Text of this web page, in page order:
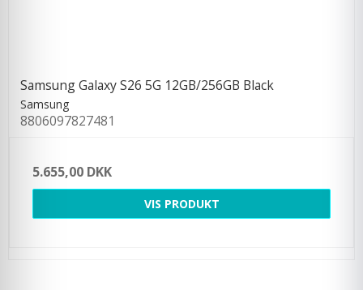
Samsung Galaxy S26 5G 12GB/256GB Black
Samsung
8806097827481
5.655,00 DKK
VIS PRODUKT